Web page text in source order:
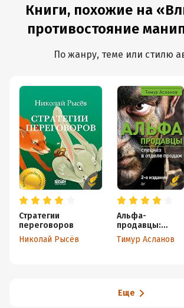
Книги, похожие на
противостояние
По жанру, теме или стилю
Стратегии
переговоров
Николай Рысёв
Альфа-
продавцы:
спецназ в
отделе продаж
Тимур Асланов
Еще